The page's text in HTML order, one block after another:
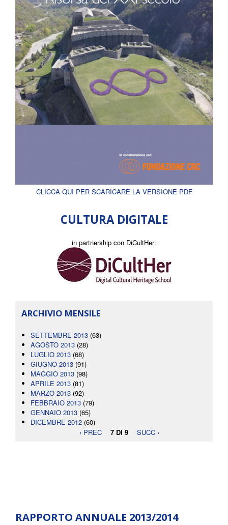
CLICCA QUI PER SCARICARE LA VERSIONE PDF
CULTURA DIGITALE
in partnership con DiCultHer:
ARCHIVIO MENSILE
SETTEMBRE 2013 (63)
AGOSTO 2013 (28)
LUGLIO 2013 (68)
GIUGNO 2013 (91)
MAGGIO 2013 (98)
APRILE 2013 (81)
MARZO 2013 (92)
FEBBRAIO 2013 (79)
GENNAIO 2013 (65)
DICEMBRE 2012 (60)
‹ PREC
7 DI 9 SUCC ›
RAPPORTO ANNUALE 2013/2014